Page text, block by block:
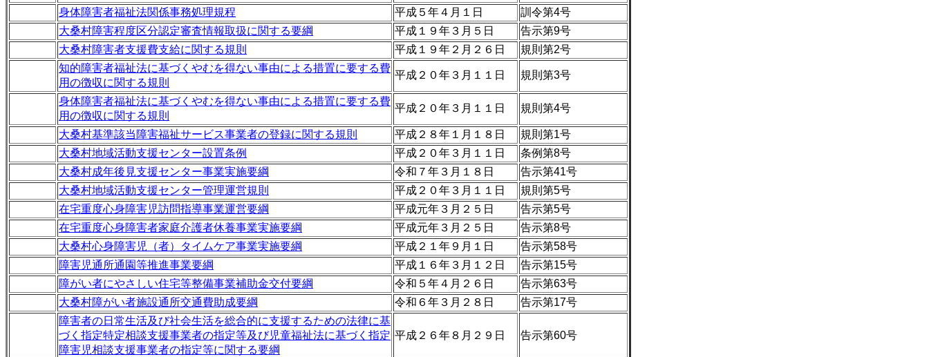
身体障害者福祉法関係事務処理規程 平成５年４月１日
訓令第4号
大桑村障害程度区分認定審査情報取扱に関する要綱
平成１９年３月５日
告示第9号
大桑村障害者支援費支給に関する規則
平成１９年２月２６日
規則第2号
知的障害者福祉法に基づくやむを得ない事由による措置に要する費
用の徴収に関する規則
平成２０年３月１１日 規則第3号
身体障害者福祉法に基づくやむを得ない事由による措置に要する費
用の徴収に関する規則
平成２０年３月１１日 規則第4号
大桑村基準該当障害福祉サービス事業者の登録に関する規則 平成２８年１月１８日
規則第1号
大桑村地域活動支援センター設置条例
平成２０年３月１１日
条例第8号
大桑村成年後見支援センター事業実施要綱
令和７年３月１８日
告示第41号
大桑村地域活動支援センター管理運営規則
平成２０年３月１１日
規則第5号
在宅重度心身障害児訪問指導事業運営要綱
平成元年３月２５日
告示第5号
在宅重度心身障害者家庭介護者休養事業実施要綱
平成元年３月２５日
告示第8号
大桑村心身障害児（者）タイムケア事業実施要綱
平成２１年９月１日
告示第58号
障害児通所通園等推進事業要綱
平成１６年３月１２日
告示第15号
障がい者にやさしい住宅等整備事業補助金交付要綱
令和５年４月２６日
告示第63号
大桑村障がい者施設通所交通費助成要綱
令和６年３月２８日
告示第17号
障害者の日常生活及び社会生活を総合的に支援するための法律に基
づく指定特定相談支援事業者の指定等及び児童福祉法に基づく指定
障害児相談支援事業者の指定等に関する要綱
平成２６年８月２９日 告示第60号